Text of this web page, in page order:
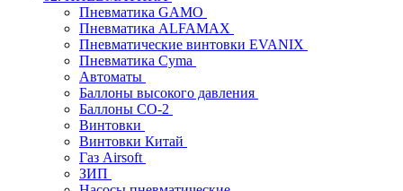
Пневматика GAMO
Пневматика ALFAMAX
Пневматические винтовки EVANIX
Пневматика Cyma
Автоматы
Баллоны высокого давления
Баллоны СО-2
Винтовки
Винтовки Китай
Газ Airsoft
ЗИП